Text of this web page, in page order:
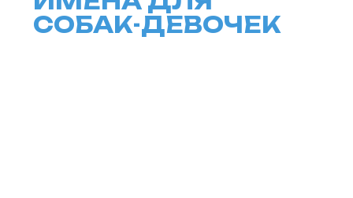
Вдохновлено флорой, цветами,
которые расцветают в мае. Это имя
прекрасно подойдет для